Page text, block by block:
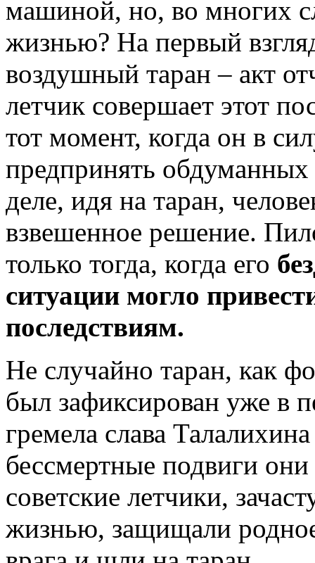
машиной, но, во многих
жизнью? На первый
воздушный таран – акт
летчик совершает этот
тот момент, когда он в
предпринять
деле, идя на таран,
взвешенное решение.
только тогда, когда его
ситуации могло
последствиям.
Не случайно таран, как
был зафиксирован уже в
гремела слава
бессмертные подвиги
советские летчики,
жизнью, защищали